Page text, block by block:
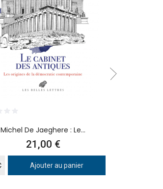
Michel De Jaeghere : Le...
Prix
21,00 €
Ajouter au panier